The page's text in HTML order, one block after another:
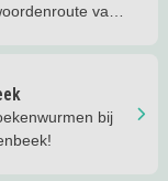
van
bij